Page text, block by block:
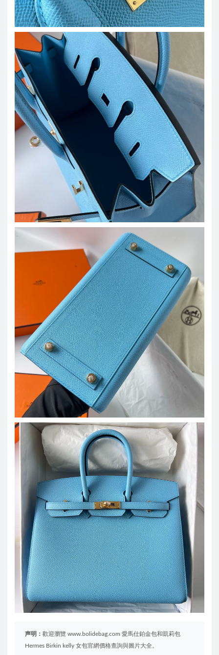
声明： 歡迎瀏覽 www.bolidebag.com 愛馬仕鉑金包和凱莉包
Hermes Birkin kelly 女包官網價格查詢與圖片大全。